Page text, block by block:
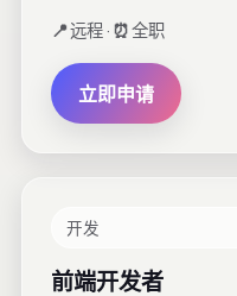
📍远程 · ⏰全职
立即申请
开发
前端开发者